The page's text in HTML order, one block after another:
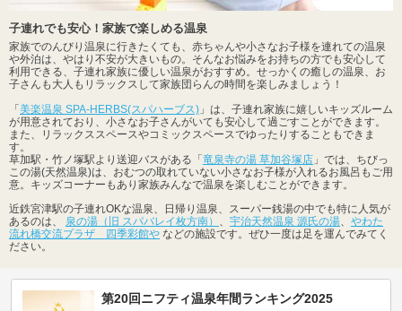
子連れでも安心！家族で楽しめる温泉
家族でのんびり温泉に行きたくても、赤ちゃんや小さなお子様を連れての温泉
や外泊は、やはり不安が大きいもの。そんなお悩みをお持ちの方でも安心して
利用できる、子連れ家族に優しい温泉がおすすめ。せっかくの癒しの温泉、お
子さんも大人もリラックスして家族団らんの時間を楽しみましょう！
「美楽温泉 SPA-HERBS(スパハーブス) 」は、子連れ家族に嬉しいキッズルーム
が用意されており、小さなお子さんがいても安心して過ごすことができます。
また、リラックススペースやコミックスペースでゆったりすることもできま
す。
草加駅・竹ノ塚駅より送迎バスがある「竜泉寺の湯 草加谷塚店 」では、ちびっ
この湯(天然温泉)は、おむつの取れていない小さなお子様が入れるお風呂もご用
意。キッズコーナーもあり家族みんなで温泉を楽しむことができます。
近鉄宮津駅の子連れOKな温泉、日帰り温泉、スーパー銭湯の中でも特に人気が
あるのは、 泉の湯（旧 スパバレイ枚方南） 宇治天然温泉 源氏の湯
やわた
流れ橋交流プラザ 四季彩館や などの施設です。ぜひ一度は足を運んでみてく
ださい。
第20回ニフティ温泉年間ランキング2025